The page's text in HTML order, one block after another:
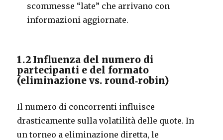
scommesse “late” che arrivano con
informazioni aggiornate.
1.2 Influenza del numero di
partecipanti e del formato
(eliminazione vs. round‑robin)
Il numero di concorrenti influisce
drasticamente sulla volatilità delle quote. In
un torneo a eliminazione diretta, le